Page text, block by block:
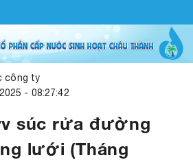
công ty
- 08:27:42
súc rửa đường
lưới (Tháng